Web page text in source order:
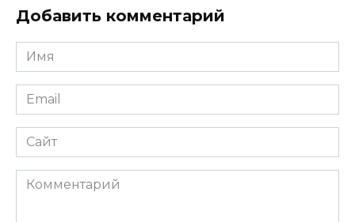
Добавить комментарий
Имя
*
Email
*
Сайт
Комментарий